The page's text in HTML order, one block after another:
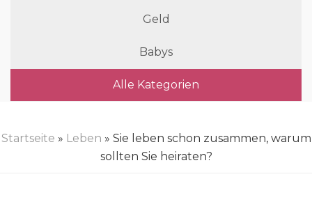
Geld
Babys
Alle Kategorien
Startseite » Leben » Sie leben schon zusammen, warum
sollten Sie heiraten?